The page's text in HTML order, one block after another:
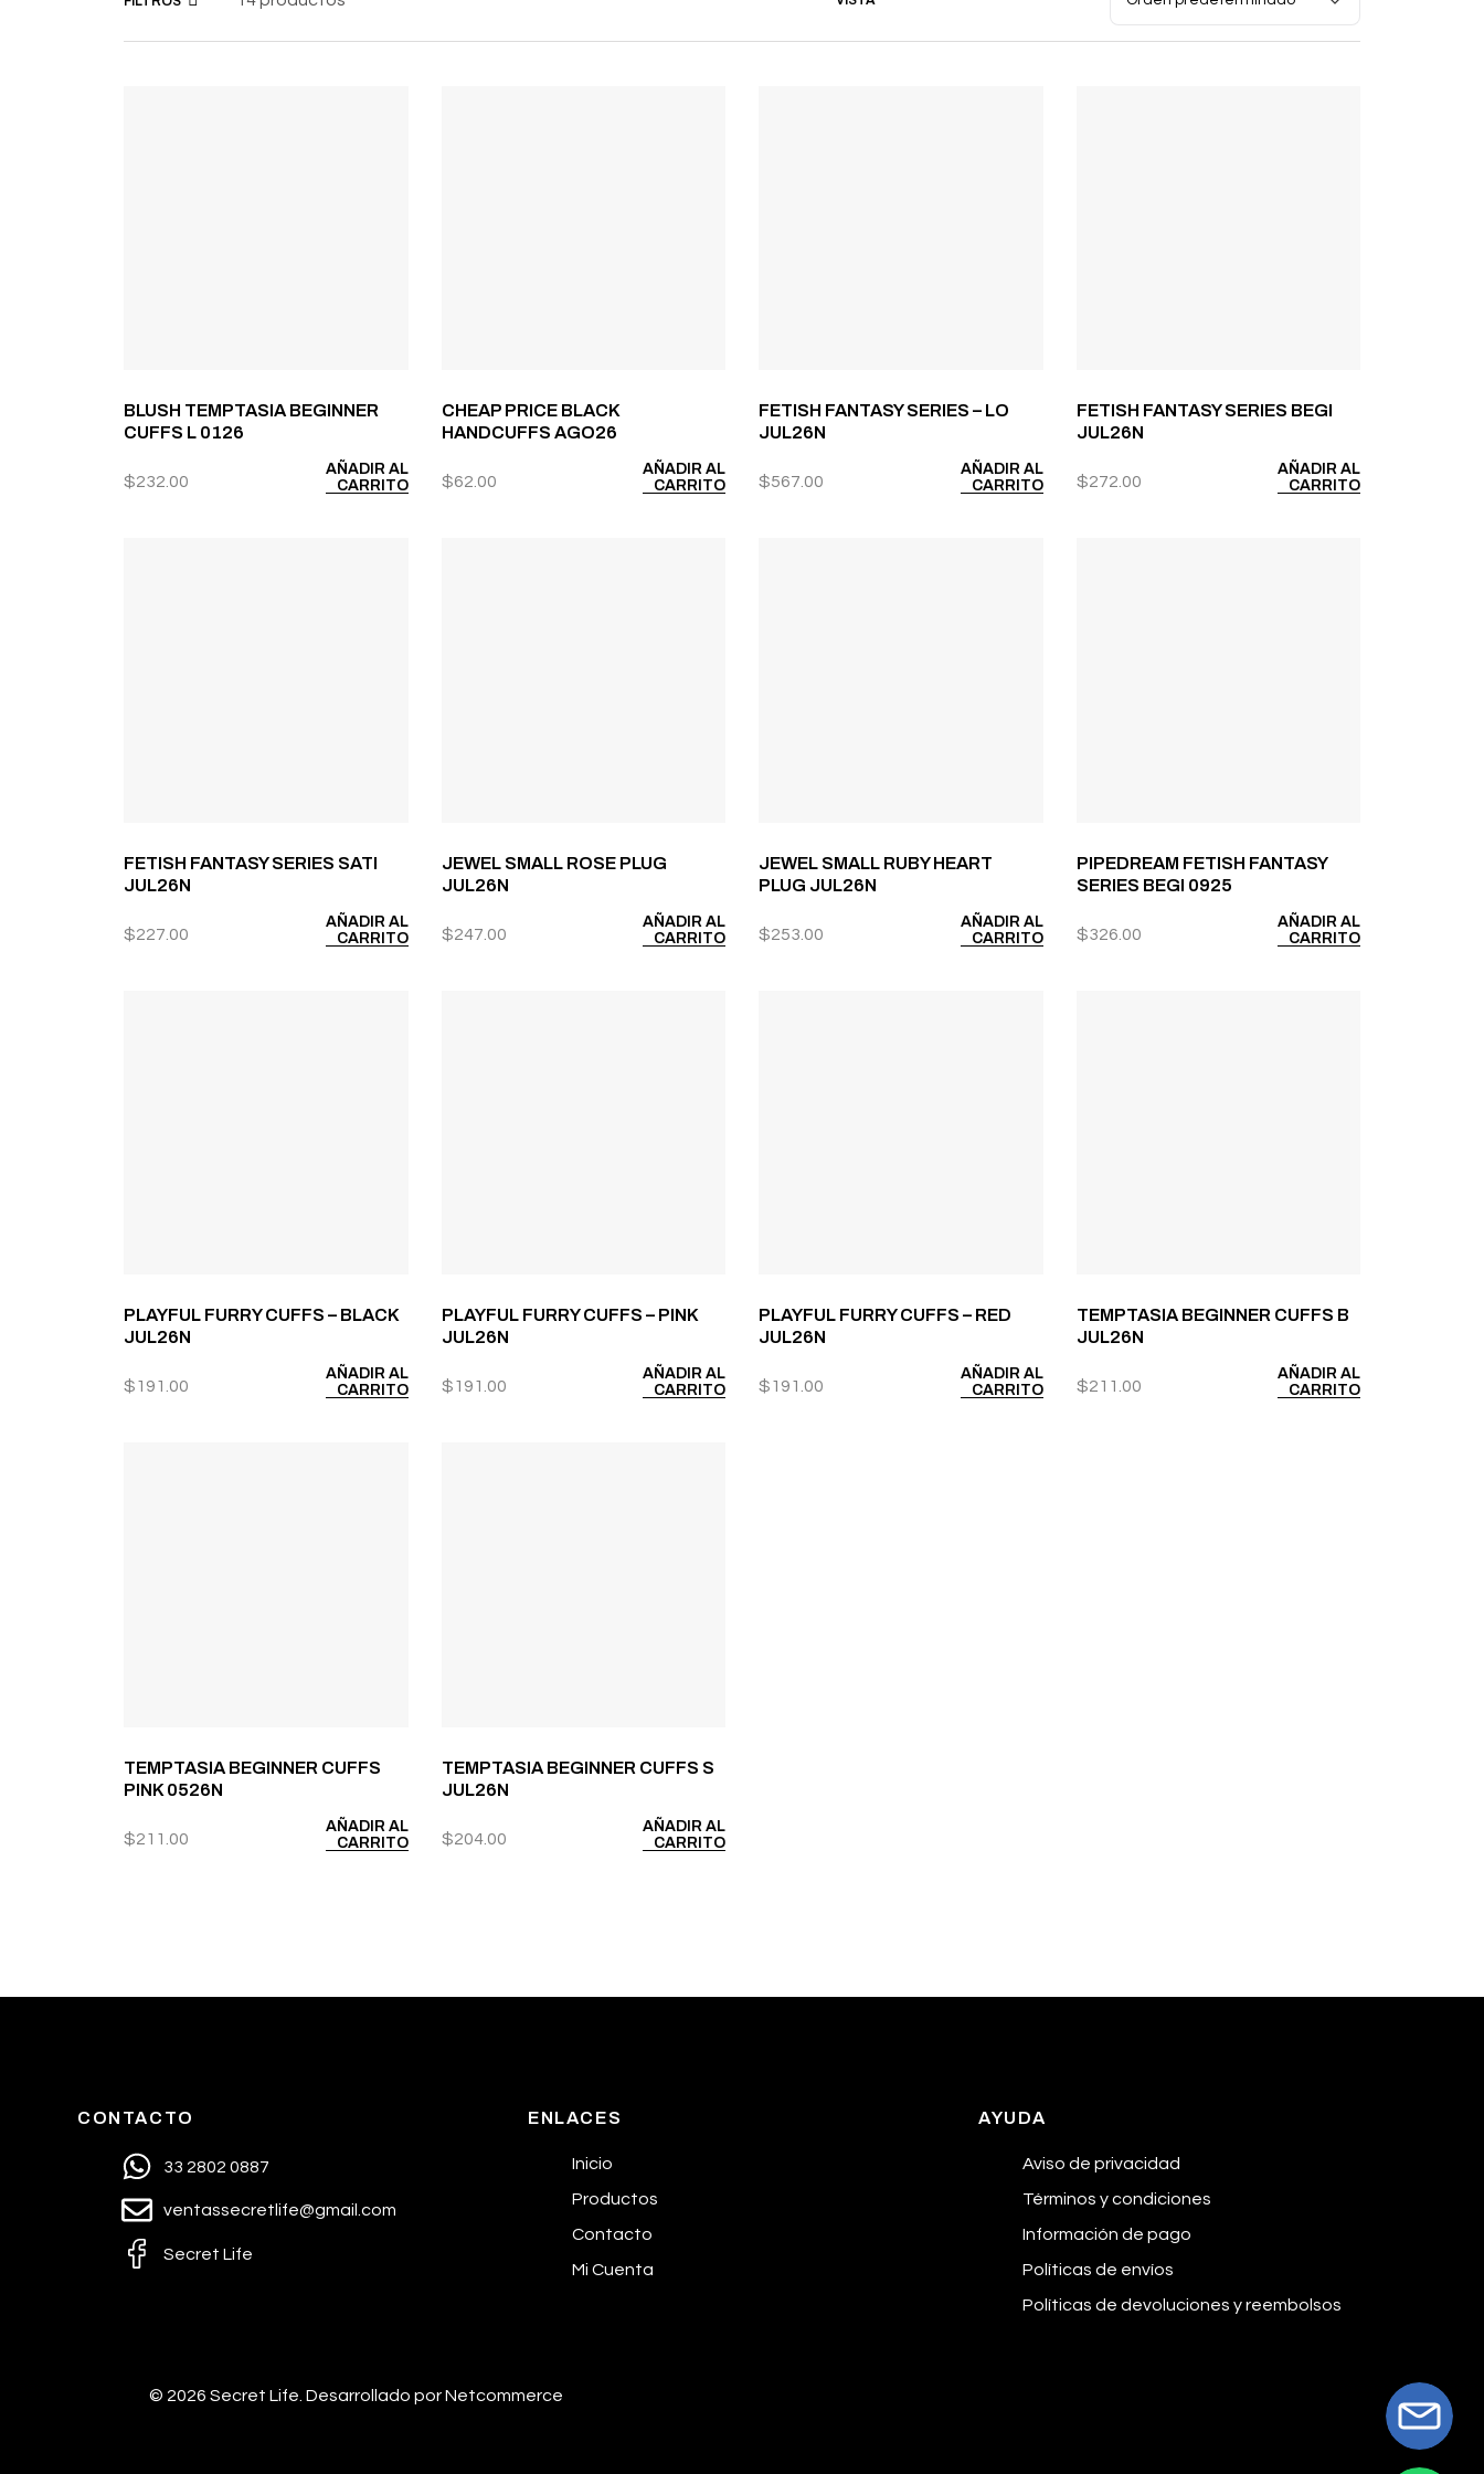
BLUSH TEMPTASIA BEGINNER
CUFFS L 0126
$232.00
AÑADIR AL
CARRITO
CHEAP PRICE BLACK
HANDCUFFS AGO26
$62.00
AÑADIR AL
CARRITO
FETISH FANTASY SERIES – LO
JUL26N
$567.00
AÑADIR AL
CARRITO
FETISH FANTASY SERIES BEGI
JUL26N
$272.00
AÑADIR AL
CARRITO
FETISH FANTASY SERIES SATI
JUL26N
$227.00
AÑADIR AL
CARRITO
JEWEL SMALL ROSE PLUG
JUL26N
$247.00
AÑADIR AL
CARRITO
JEWEL SMALL RUBY HEART
PLUG JUL26N
$253.00
AÑADIR AL
CARRITO
PIPEDREAM FETISH FANTASY
SERIES BEGI 0925
$326.00
AÑADIR AL
CARRITO
PLAYFUL FURRY CUFFS – BLACK
JUL26N
$191.00
AÑADIR AL
CARRITO
PLAYFUL FURRY CUFFS – PINK
JUL26N
$191.00
AÑADIR AL
CARRITO
PLAYFUL FURRY CUFFS – RED
JUL26N
$191.00
AÑADIR AL
CARRITO
TEMPTASIA BEGINNER CUFFS B
JUL26N
$211.00
AÑADIR AL
CARRITO
TEMPTASIA BEGINNER CUFFS
PINK 0526N
$211.00
AÑADIR AL
CARRITO
TEMPTASIA BEGINNER CUFFS S
JUL26N
$204.00
AÑADIR AL
CARRITO
CONTACTO
33 2802 0887
ventassecretlife@gmail.com
Secret Life
ENLACES
Inicio
Productos
Contacto
Mi Cuenta
AYUDA
Aviso de privacidad
Términos y condiciones
Información de pago
Políticas de envíos
Políticas de devoluciones y reembolsos
© 2026 Secret Life. Desarrollado por Netcommerce